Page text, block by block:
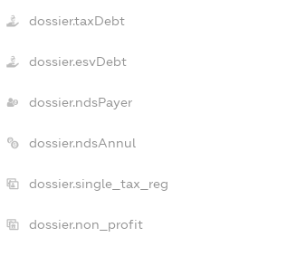
dossier.taxDebt
dossier.esvDebt
dossier.ndsPayer
dossier.ndsAnnul
dossier.single_tax_reg
dossier.non_profit